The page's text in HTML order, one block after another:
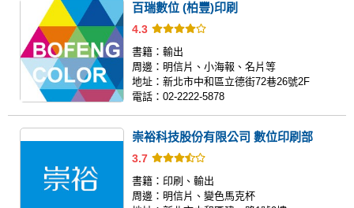
百瑞數位 (柏豐)印刷
4.3
書籍： 輸出
周邊： 明信片、小海報、名片等
地址： 新北市中和區立德街72巷26號2F
電話： 02-2222-5878
崇裕科技股份有限公司 數位印刷部
3.7
書籍： 印刷、輸出
周邊： 明信片、變色馬克杯